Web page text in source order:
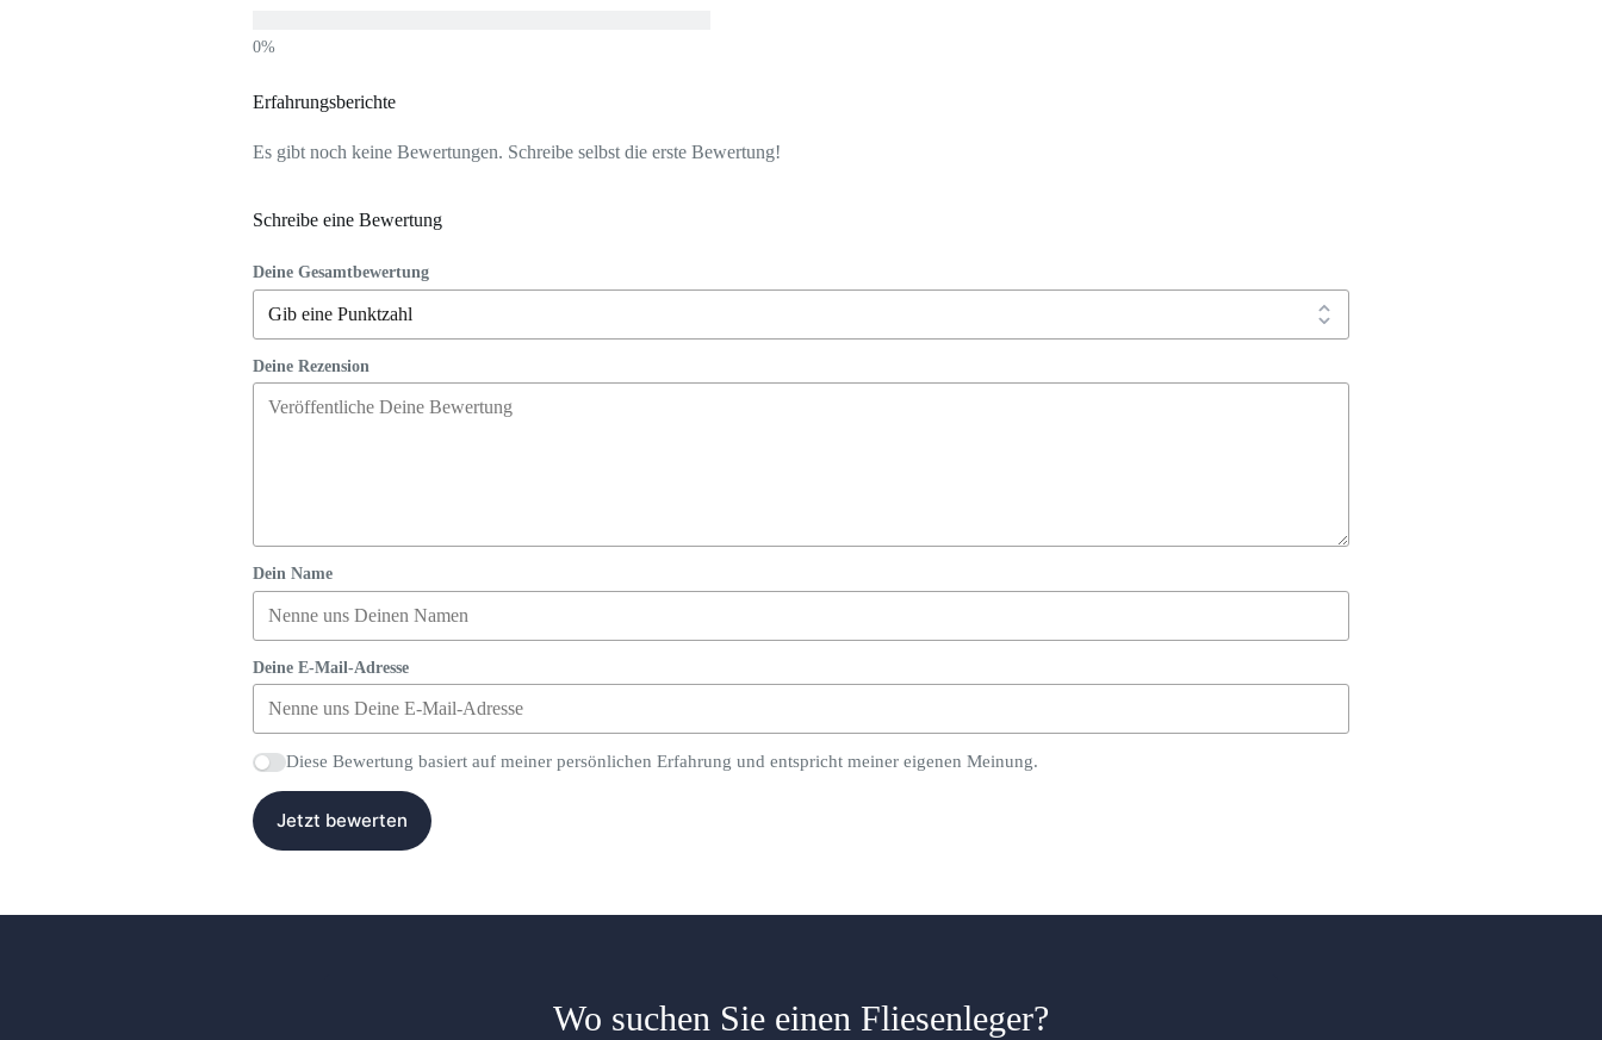
Erfahrungsberichte
Es gibt noch keine Bewertungen. Schreibe selbst die erste Bewertung!
Schreibe eine Bewertung
Deine Gesamtbewertung
Deine Rezension
Dein Name
Deine E-Mail-Adresse
Diese Bewertung basiert auf meiner persönlichen Erfahrung und entspricht meiner eigenen Meinung.
Jetzt bewerten
Wo suchen Sie einen Fliesenleger?